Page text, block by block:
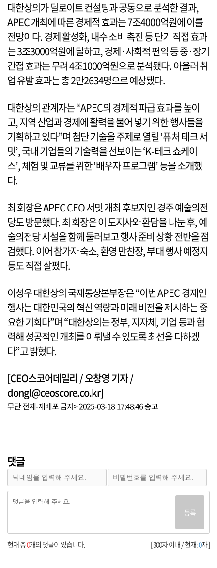
대한상의가 딜로이트 컨설팅과 공동으로 분석한 결과,
APEC 개최에 따른 경제적 효과는 7조4000억원에 이를
전망이다. 경제 활성화, 내수 소비 촉진 등 단기 직접 효과
는 3조3000억원에 달하고, 경제·사회적 편익 등 중·장기
간접 효과는 무려 4조1000억원으로 분석됐다. 아울러 취
업 유발 효과는 총 2만2634명으로 예상됐다.
대한상의 관계자는 “APEC의 경제적 파급 효과를 높이
고, 지역 산업과 경제에 활력을 불어 넣기 위한 행사들을
기획하고 있다”며 첨단 기술을 주제로 열릴 ‘퓨처 테크 서
밋’, 국내 기업들의 기술력을 선보이는 ‘K-테크 쇼케이
스’, 체험 및 교류를 위한 ‘배우자 프로그램’ 등을 소개했
다.
최 회장은 APEC CEO 서밋 개최 후보지인 경주 예술의전
당도 방문했다. 최 회장은 이 도지사와 환담을 나눈 후, 예
술의전당 시설을 함께 둘러보고 행사 준비 상황 전반을 점
검했다. 이어 참가자 숙소, 환영 만찬장, 부대 행사 예정지
등도 직접 살폈다.
이성우 대한상의 국제통상본부장은 “이번 APEC 경제인
행사는 대한민국의 혁신 역량과 미래 비전을 제시하는 중
요한 기회다”며 “대한상의는 정부, 지자체, 기업 등과 협
력해 성공적인 개최를 이뤄낼 수 있도록 최선을 다하겠
다”고 밝혔다.
[CEO스코어데일리 / 오창영 기자 /
dongl@ceoscore.co.kr]
무단 전재-재배포 금지> 2025-03-18 17:48:46 송고
댓글
등록
[ 300자 이내 / 현재:0자 ]
현재 총0개의 댓글이 있습니다.